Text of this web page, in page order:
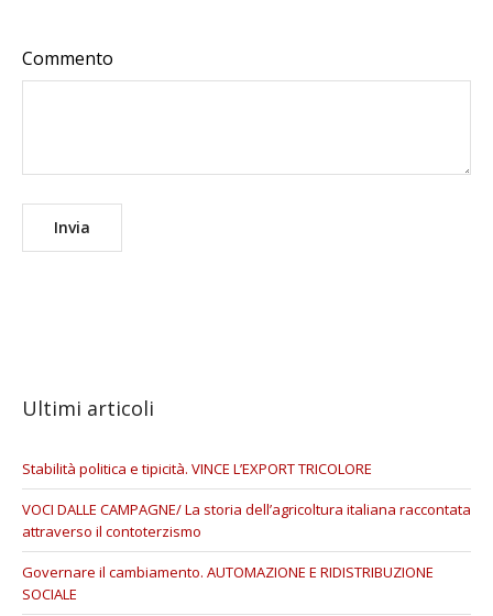
Commento
Ultimi articoli
Stabilità politica e tipicità. VINCE L’EXPORT TRICOLORE
VOCI DALLE CAMPAGNE/ La storia dell’agricoltura italiana raccontata
attraverso il contoterzismo
Governare il cambiamento. AUTOMAZIONE E RIDISTRIBUZIONE
SOCIALE